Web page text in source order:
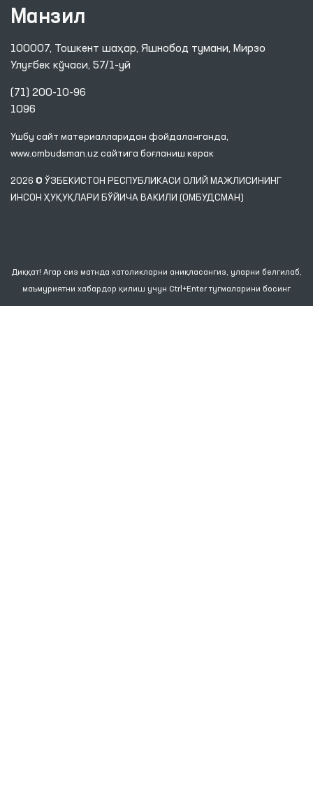
Манзил
100007, Тошкент шаҳар, Яшнобод тумани, Мирзо
Улуғбек кўчаси, 57/1-уй
(71) 200-10-96
1096
Ушбу сайт материалларидан фойдаланганда,
www.ombudsman.uz сайтига боғланиш керак
2026 © ЎЗБЕКИСТОН РЕСПУБЛИКАСИ ОЛИЙ МАЖЛИСИНИНГ
ИНСОН ҲУҚУҚЛАРИ БЎЙИЧА ВАКИЛИ (ОМБУДСМАН)
Диққат! Агар сиз матнда хатоликларни аниқласангиз, уларни белгилаб,
маъмуриятни хабардор қилиш учун Ctrl+Enter тугмаларини босинг